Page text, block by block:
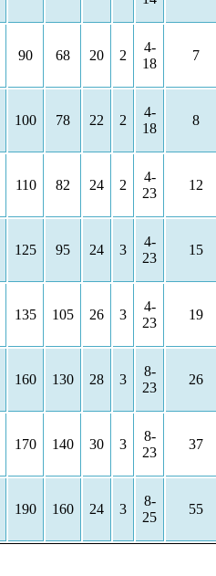
90 68 20 2
4-
18
7
100 78 22 2
4-
18
8
110 82 24 2
4-
23
12
125 95 24 3
4-
23
15
135 105 26 3
4-
23
19
160 130 28 3
8-
23
26
170 140 30 3
8-
23
37
190 160 24 3
8-
25
55